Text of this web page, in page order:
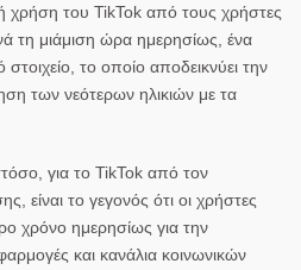
χρήση του TikTok από τους χρήστες
τη μιάμιση ώρα ημερησίως, ένα
στοιχείο, το οποίο αποδεικνύει την
των νεότερων ηλικιών με τα
για το TikTok από τον
είναι το γεγονός ότι οι χρήστες
χρόνο ημερησίως για την
και κανάλια κοινωνικών